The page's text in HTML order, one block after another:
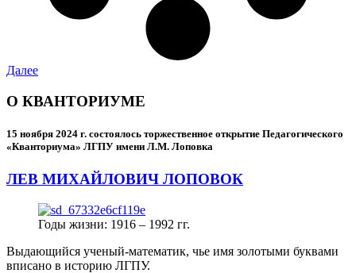
Далее
О КВАНТОРИУМЕ
15 ноября 2024 г. состоялось торжественное открытие Педагогического
«Кванториума» ЛГПУ имени Л.М. Лоповка
ЛЕВ МИХАЙЛОВИЧ ЛОПОВОК
Годы жизни: 1916 – 1992 гг.
Выдающийся ученый-математик, чье имя золотыми буквами
вписано в историю ЛГПУ.